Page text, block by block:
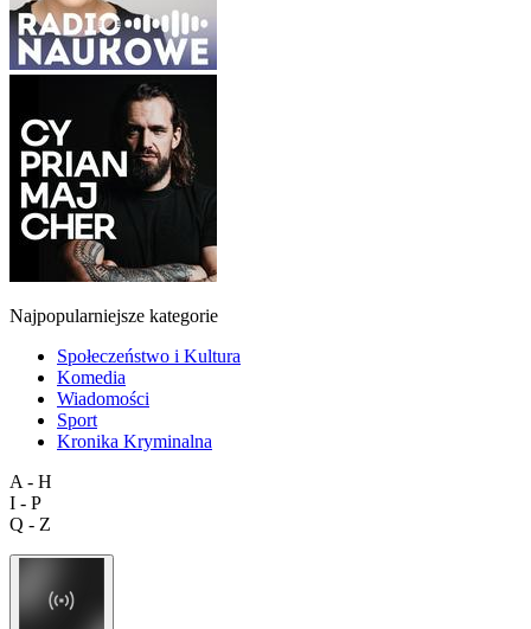
Najpopularniejsze kategorie
Społeczeństwo i Kultura
Komedia
Wiadomości
Sport
Kronika Kryminalna
A - H
I - P
Q - Z